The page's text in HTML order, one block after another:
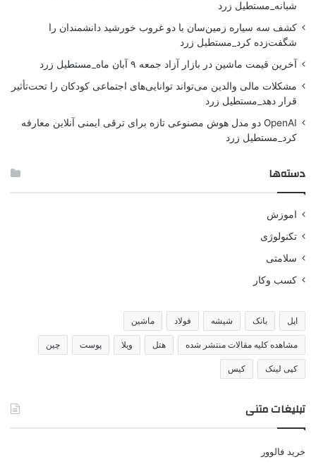
شبانه_مستطیل زرد
کشف سه سیاره زمین‌سان با دو غروب خورشید دانشمندان را
شگفت‌زده کرد_مستطیل زرد
آخرین قیمت ماشین در بازار آزاد جمعه ۹ آبان ماه_مستطیل زرد
مشکلات مالی والدین می‌تواند توانایی‌های اجتماعی کودکان را تحت‌تأثیر
قرار دهد_مستطیل زرد
OpenAI دو مدل هوش مصنوعی تازه برای ترقی ایمنی آنلاین معارفه
کرد_مستطیل زرد
دسته‌ها
اموزش
تکنولوژی
سلامتی
کسب وکار
اپل بانک شیشه فولاد ماشین
مشاهده کلیه مقالات منتشر شده هتل ویلا پوست چین
کپی لینک کیس
تبلیغات متنی
خرید فالوور